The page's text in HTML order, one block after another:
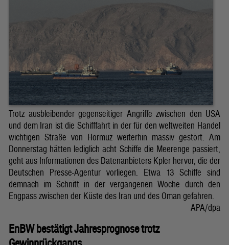
Trotz ausbleibender gegenseitiger Angriffe zwischen den USA
und dem Iran ist die Schifffahrt in der für den weltweiten Handel
wichtigen Straße von Hormuz weiterhin massiv gestört. Am
Donnerstag hätten lediglich acht Schiffe die Meerenge passiert,
geht aus Informationen des Datenanbieters Kpler hervor, die der
Deutschen Presse-Agentur vorliegen. Etwa 13 Schiffe sind
demnach im Schnitt in der vergangenen Woche durch den
Engpass zwischen der Küste des Iran und des Oman gefahren.
APA/dpa
EnBW bestätigt Jahresprognose trotz